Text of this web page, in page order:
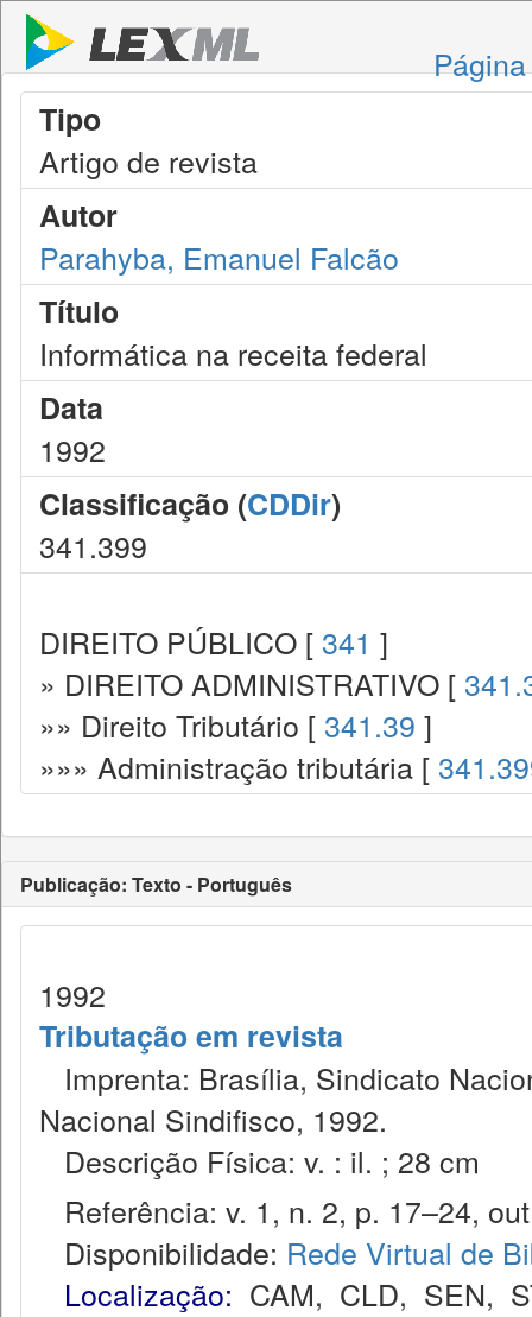
Tipo
Artigo de revista
Autor
Parahyba, Emanuel Falcão
Título
Informática na receita federal
Data
1992
Classificação (CDDir)
341.399
DIREITO PÚBLICO [ 341 ]
» DIREITO ADMINISTRATIVO [
»» Direito Tributário [ 341.39 ]
»»» Administração tributária [
Publicação: Texto - Português
1992
Tributação em revista
Imprenta: Brasília, Sindicato
Nacional Sindifisco, 1992.
Descrição Física: v. : il. ; 28 cm
Referência: v. 1, n. 2, p. 17–24,
Disponibilidade: Rede Virtual de
Localização: CAM, CLD, SEN,